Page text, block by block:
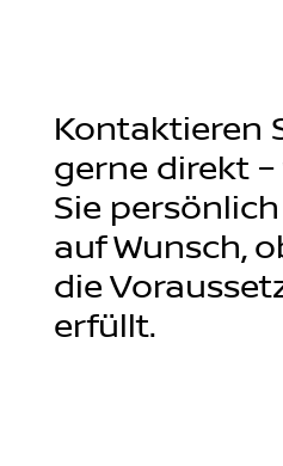
Kontaktieren
gerne direkt
Sie
auf Wunsch,
die
erfüllt.